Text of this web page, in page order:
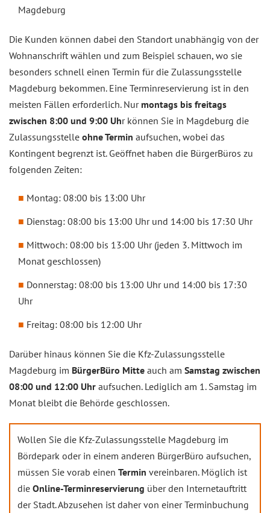
Magdeburg
Die Kunden können dabei den Standort unabhängig von der
Wohnanschrift wählen und zum Beispiel schauen, wo sie
besonders schnell einen Termin für die Zulassungsstelle
Magdeburg bekommen. Eine Terminreservierung ist in den
meisten Fällen erforderlich. Nur montags bis freitags
zwischen 8:00 und 9:00 Uhr können Sie in Magdeburg die
Zulassungsstelle ohne Termin aufsuchen, wobei das
Kontingent begrenzt ist. Geöffnet haben die BürgerBüros zu
folgenden Zeiten:
Montag: 08:00 bis 13:00 Uhr
Dienstag: 08:00 bis 13:00 Uhr und 14:00 bis 17:30 Uhr
Mittwoch: 08:00 bis 13:00 Uhr (jeden 3. Mittwoch im
Monat geschlossen)
Donnerstag: 08:00 bis 13:00 Uhr und 14:00 bis 17:30
Uhr
Freitag: 08:00 bis 12:00 Uhr
Darüber hinaus können Sie die Kfz-Zulassungsstelle
Magdeburg im BürgerBüro Mitte auch am Samstag zwischen
08:00 und 12:00 Uhr aufsuchen. Lediglich am 1. Samstag im
Monat bleibt die Behörde geschlossen.
Wollen Sie die Kfz-Zulassungsstelle Magdeburg im
Bördepark oder in einem anderen BürgerBüro aufsuchen,
müssen Sie vorab einen Termin vereinbaren. Möglich ist
die Online-Terminreservierung über den Internetauftritt
der Stadt. Abzusehen ist daher von einer Terminbuchung